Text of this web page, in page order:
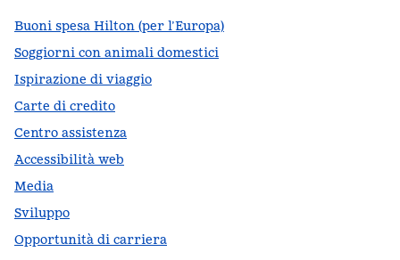
Buoni spesa Hilton (per l’Europa)
Soggiorni con animali domestici
Ispirazione di viaggio
Carte di credito
Centro assistenza
Accessibilità web
Media
Sviluppo
Opportunità di carriera